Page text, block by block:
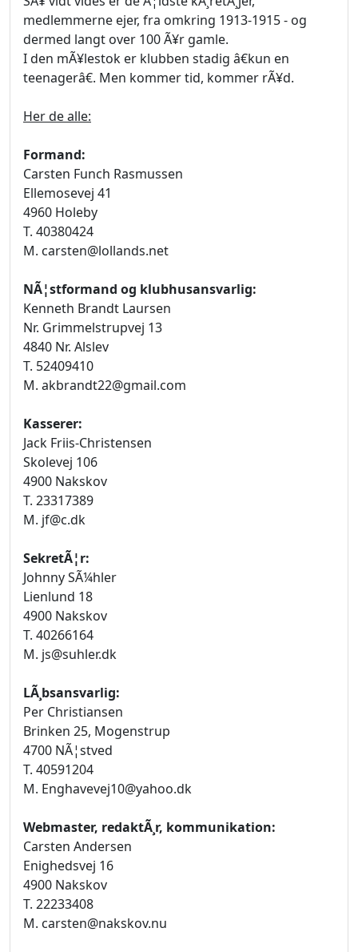
medlemmerne ejer, fra omkring 1913-1915 - og
dermed langt over 100 Ã¥r gamle.
I den mÃ¥lestok er klubben stadig â€kun en
teenagerâ€. Men kommer tid, kommer rÃ¥d.
Her de alle:
Formand:
Carsten Funch Rasmussen
Ellemosevej 41
4960 Holeby
T. 40380424
M. carsten@lollands.net
NÃ¦stformand og klubhusansvarlig:
Kenneth Brandt Laursen
Nr. Grimmelstrupvej 13
4840 Nr. Alslev
T. 52409410
M. akbrandt22@gmail.com
Kasserer:
Jack Friis-Christensen
Skolevej 106
4900 Nakskov
T. 23317389
M. jf@c.dk
SekretÃ¦r:
Johnny SÃ¼hler
Lienlund 18
4900 Nakskov
T. 40266164
M. js@suhler.dk
LÃ¸bsansvarlig:
Per Christiansen
Brinken 25, Mogenstrup
4700 NÃ¦stved
T. 40591204
M. Enghavevej10@yahoo.dk
Webmaster, redaktÃ¸r, kommunikation:
Carsten Andersen
Enighedsvej 16
4900 Nakskov
T. 22233408
M. carsten@nakskov.nu